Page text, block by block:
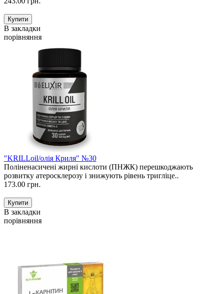
В закладки
порівняння
"KRILLoil/олія Криля" №30
Поліненасичені жирні кислоти (ПНЖК) перешкоджають
розвитку атеросклерозу і знижують рівень тригліце..
173.00 грн.
В закладки
порівняння